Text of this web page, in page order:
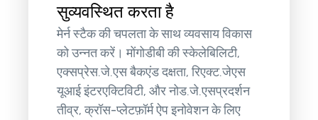
सुव्यवस्थित करता है
मेर्न स्टैक की चपलता के साथ व्यवसाय विकास
को उन्नत करें। मोंगोडीबी की स्केलेबिलिटी,
एक्सप्रेस.जे.एस बैकएंड दक्षता, रिएक्ट.जेएस
यूआई इंटरएक्टिविटी, और नोड.जे.एसप्रदर्शन
तीव्र, क्रॉस-प्लेटफ़ॉर्म ऐप इनोवेशन के लिए